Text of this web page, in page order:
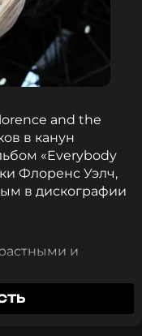
and the
в канун
«Everybody
Флоренс Уэлч,
в дискографии
и